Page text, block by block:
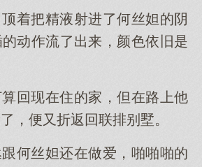
着把精液射进了何丝妲的阴
动作流了出来，颜色依旧是
回现在住的家，但在路上他
，便又折返回联排别墅。
何丝妲还在做爱，啪啪啪的